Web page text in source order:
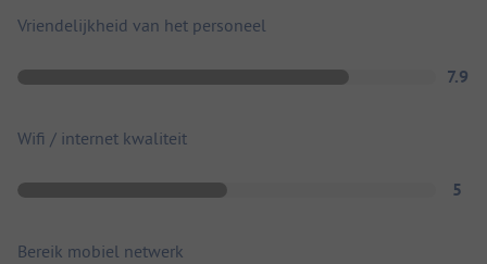
Vriendelijkheid van het personeel
7.9
Wifi / internet kwaliteit
5
Bereik mobiel netwerk